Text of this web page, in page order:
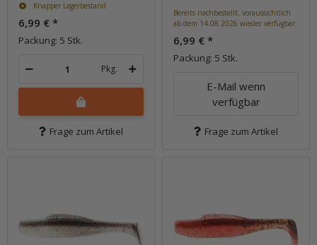
Knapper Lagerbestand
6,99 € *
Packung: 5 Stk.
Pkg.
Frage zum Artikel
Bereits nachbestellt, voraussichtlich
ab dem 14.08.2026 wieder verfügbar.
6,99 € *
Packung: 5 Stk.
E-Mail wenn
verfügbar
Frage zum Artikel